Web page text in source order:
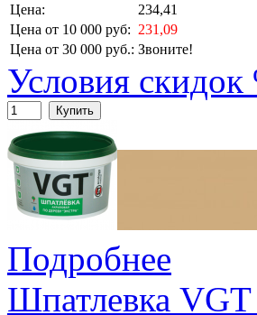
Цена:
234,41
Цена от 10 000 руб: 231,09
Цена от 30 000 руб.: Звоните!
Условия скидок
Купить
Подробнее
Шпатлевка